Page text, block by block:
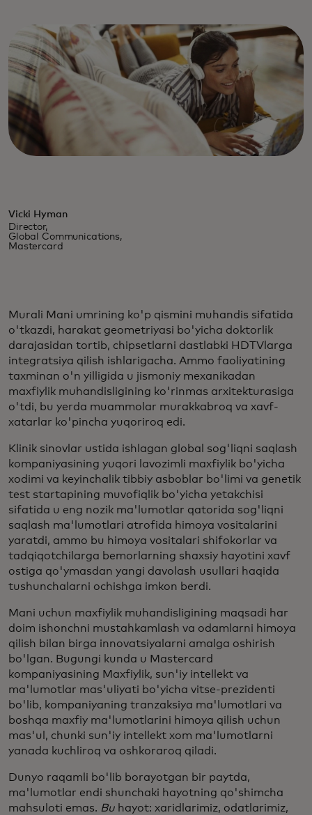
Vicki Hyman
Director,
Global Communications,
Mastercard
Murali Mani umrining ko'p qismini muhandis sifatida
o'tkazdi, harakat geometriyasi bo'yicha doktorlik
darajasidan tortib, chipsetlarni dastlabki HDTVlarga
integratsiya qilish ishlarigacha. Ammo faoliyatining
taxminan o'n yilligida u jismoniy mexanikadan
maxfiylik muhandisligining ko'rinmas arxitekturasiga
o'tdi, bu yerda muammolar murakkabroq va xavf-
xatarlar ko'pincha yuqoriroq edi.
Klinik sinovlar ustida ishlagan global sog'liqni saqlash
kompaniyasining yuqori lavozimli maxfiylik bo'yicha
xodimi va keyinchalik tibbiy asboblar bo'limi va genetik
test startapining muvofiqlik bo'yicha yetakchisi
sifatida u eng nozik ma'lumotlar qatorida sog'liqni
saqlash ma'lumotlari atrofida himoya vositalarini
yaratdi, ammo bu himoya vositalari shifokorlar va
tadqiqotchilarga bemorlarning shaxsiy hayotini xavf
ostiga qo'ymasdan yangi davolash usullari haqida
tushunchalarni ochishga imkon berdi.
Mani uchun maxfiylik muhandisligining maqsadi har
doim ishonchni mustahkamlash va odamlarni himoya
qilish bilan birga innovatsiyalarni amalga oshirish
bo'lgan. Bugungi kunda u Mastercard
kompaniyasining Maxfiylik, sun'iy intellekt va
ma'lumotlar mas'uliyati bo'yicha vitse-prezidenti
bo'lib, kompaniyaning tranzaksiya ma'lumotlari va
boshqa maxfiy ma'lumotlarini himoya qilish uchun
mas'ul, chunki sun'iy intellekt xom ma'lumotlarni
yanada kuchliroq va oshkoraroq qiladi.
Dunyo raqamli bo'lib borayotgan bir paytda,
ma'lumotlar endi shunchaki hayotning qo'shimcha
mahsuloti emas. Bu hayot: xaridlarimiz, odatlarimiz,